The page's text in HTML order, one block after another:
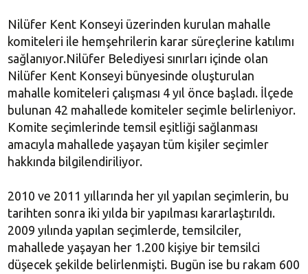
Nilüfer Kent Konseyi üzerinden kurulan mahalle
komiteleri ile hemşehrilerin karar süreçlerine katılımı
sağlanıyor.Nilüfer Belediyesi sınırları içinde olan
Nilüfer Kent Konseyi bünyesinde oluşturulan
mahalle komiteleri çalışması 4 yıl önce başladı. İlçede
bulunan 42 mahallede komiteler seçimle belirleniyor.
Komite seçimlerinde temsil eşitliği sağlanması
amacıyla mahallede yaşayan tüm kişiler seçimler
hakkında bilgilendiriliyor.
2010 ve 2011 yıllarında her yıl yapılan seçimlerin, bu
tarihten sonra iki yılda bir yapılması kararlaştırıldı.
2009 yılında yapılan seçimlerde, temsilciler,
mahallede yaşayan her 1.200 kişiye bir temsilci
düşecek şekilde belirlenmişti. Bugün ise bu rakam 600